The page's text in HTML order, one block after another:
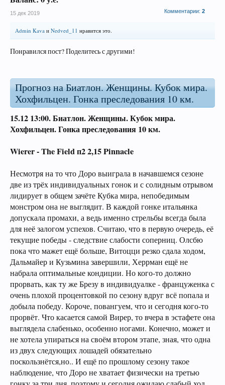
Комментарии: 2
15 дек 2019
Admin Kava и Nedved_11 нравится это.
Понравился пост? Поделитесь с другими!
Прогноз на Биатлон. Женщины. Кубок мира.
Хохфильцен. Гонка преследования 10 км.
15.12 13:00.Биатлон. Женщины. Кубок мира.
Хохфильцен. Гонка преследования 10 км.
Wierer - The Field п2 2,15 Pinnacle
Несмотря на то что Доро выиграла в начавшемся сезоне
две из трёх индивидуальных гонок и с солидным отрывом
лидирует в общем зачёте Кубка мира, непобедимым
монстром она не выглядит. В каждой гонке итальянка
допускала промахи, а ведь именно стрельбы всегда была
для неё залогом успехов. Считаю, что в первую очередь, её
текущие победы - следствие слабости соперниц. Олсбю
пока что мажет ещё больше, Витоцци резко сдала ходом,
Дальмайер и Кузьмина завершили, Херрман ещё не
набрала оптимальные кондиции. Но кого-то должно
прорвать, как ту же Брезу в индивидуалке - француженка с
очень плохой процентовкой по сезону вдруг всё попала и
добыла победу. Короче, повангуем, что и сегодня кого-то
прорвёт. Что касается самой Вирер, то вчера в эстафете она
выглядела слабенько, особенно ногами. Конечно, может и
не хотела упираться на своём втором этапе, зная, что одна
из двух следующих лошадей обязательно
поскользнётся,но.. И ещё по прошлому сезону такое
наблюдение, что Доро не хватает физически на третью